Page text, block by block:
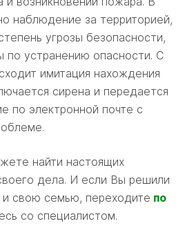
наблюдение за территорией,
угрозы безопасности,
по устранению опасности. С
имитация нахождения
сирена и передается
по электронной почте с
найти настоящих
дела. И если Вы решили
и свою семью, переходите по
со специалистом.